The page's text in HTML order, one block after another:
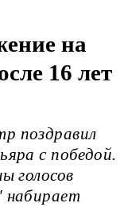
на
16 лет
поздравил
с победой.
голосов
набирает